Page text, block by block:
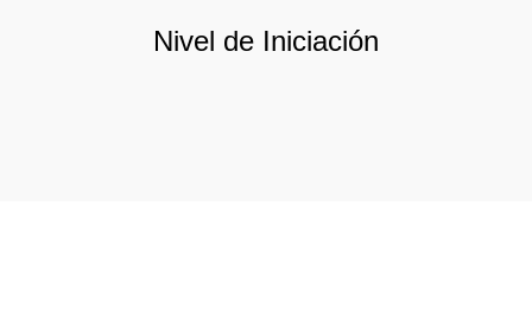
Nivel de Iniciación